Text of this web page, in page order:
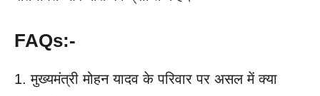
FAQs:-
1. मुख्यमंत्री मोहन यादव के परिवार पर असल में क्या